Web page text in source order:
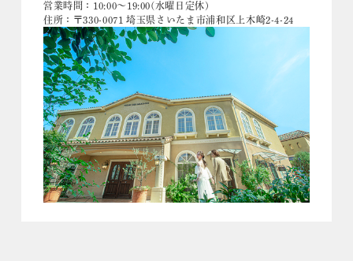
営業時間：10:00〜19:00(水曜日定休)
住所：〒330-0071 埼玉県さいたま市浦和区上木崎2-4-24